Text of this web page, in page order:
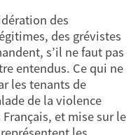
des
des grévistes
s’il ne faut pas
entendus. Ce qui ne
les tenants de
de la violence
et mise sur le